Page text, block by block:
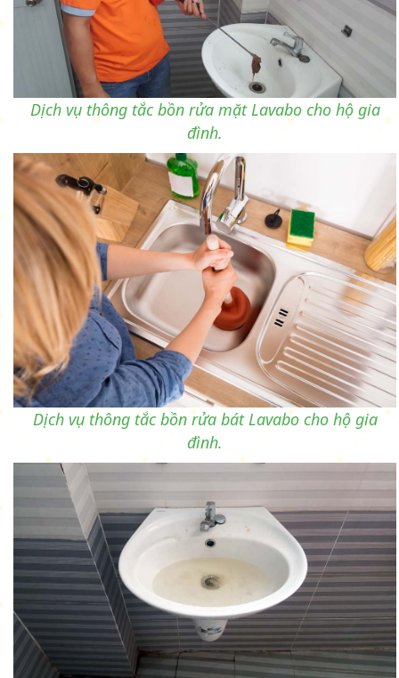
Dịch vụ thông tắc bồn rửa mặt Lavabo cho hộ gia
đình.
Dịch vụ thông tắc bồn rửa bát Lavabo cho hộ gia
đình.